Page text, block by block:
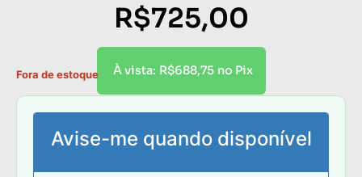
R$725,00
À vista: R$688,75 no Pix
Fora de estoque
Avise-me quando disponível